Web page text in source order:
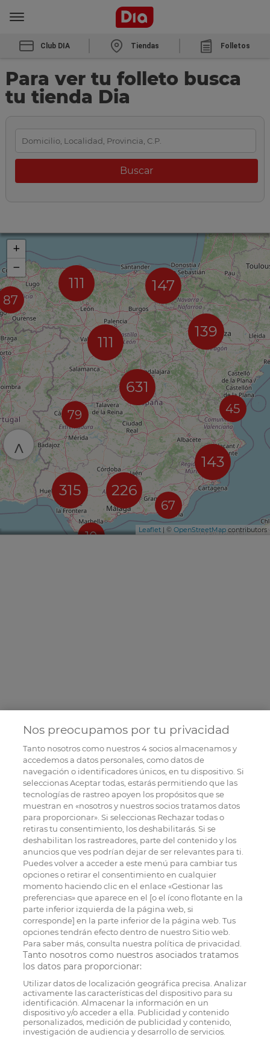
Club DIA Tiendas Folletos
Para ver tu folleto busca
tu tienda Dia
87
111 147
111
79
631
10
226
315
139
67
45
143
+
−
Leaflet | © OpenStreetMap contributors
^
Nos preocupamos por tu privacidad
Tanto nosotros como nuestros4socios almacenamos y
accedemos a datos personales, como datos de
navegación o identificadores únicos, en tu dispositivo. Si
seleccionas Aceptar todas, estarás permitiendo que las
tecnologías de rastreo apoyen los propósitos que se
muestran en «nosotros y nuestros socios tratamos datos
para proporcionar». Si seleccionas Rechazar todas o
retiras tu consentimiento, los deshabilitarás. Si se
deshabilitan los rastreadores, parte del contenido y los
anuncios que ves podrían dejar de ser relevantes para ti.
Puedes volver a acceder a este menú para cambiar tus
opciones o retirar el consentimiento en cualquier
momento haciendo clic en el enlace «Gestionar las
preferencias» que aparece en el [o el ícono flotante en la
parte inferior izquierda de la página web, si
corresponde] en la parte inferior de la página web. Tus
opciones tendrán efecto dentro de nuestro Sitio web.
Para saber más, consulta nuestra política de privacidad.
Tanto nosotros como nuestros asociados tratamos
los datos para proporcionar:
Utilizar datos de localización geográfica precisa. Analizar
activamente las características del dispositivo para su
identificación. Almacenar la información en un
dispositivo y/o acceder a ella. Publicidad y contenido
personalizados, medición de publicidad y contenido,
investigación de audiencia y desarrollo de servicios.